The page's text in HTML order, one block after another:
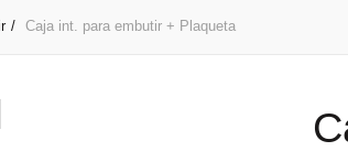
Caja int. para embutir + Plaqueta